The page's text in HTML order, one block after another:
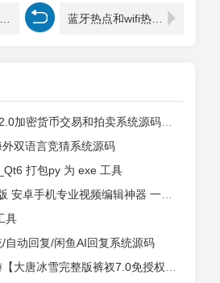
蓝牙与wifi互相干扰怎么办 蓝牙热点和wifi热点谁更耗电(图文)
交易和拍卖系统源码，前台新增中文后台全部汉化
外双语言竞猜系统源码
打包py 为 exe 工具
手机专业视频编辑神器 一键式AI加持
具
自动回复/闲鱼AI回复系统源码
权】2026整理特色服务端+寒冬之城+万象古城+天威大陆+大唐盛世【站长亲测】